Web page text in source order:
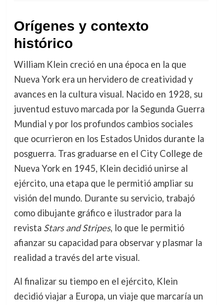
Orígenes y contexto
histórico
William Klein creció en una época en la que
Nueva York era un hervidero de creatividad y
avances en la cultura visual. Nacido en 1928, su
juventud estuvo marcada por la Segunda Guerra
Mundial y por los profundos cambios sociales
que ocurrieron en los Estados Unidos durante la
posguerra. Tras graduarse en el City College de
Nueva York en 1945, Klein decidió unirse al
ejército, una etapa que le permitió ampliar su
visión del mundo. Durante su servicio, trabajó
como dibujante gráfico e ilustrador para la
revista Stars and Stripes, lo que le permitió
afianzar su capacidad para observar y plasmar la
realidad a través del arte visual.
Al finalizar su tiempo en el ejército, Klein
decidió viajar a Europa, un viaje que marcaría un